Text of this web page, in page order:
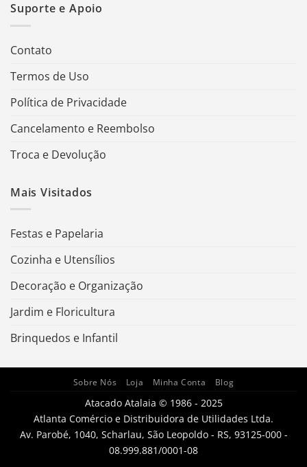
Suporte e Apoio
Contato
Termos de Uso
Política de Privacidade
Cancelamento e Reembolso
Troca e Devolução
Mais Visitados
Festas e Papelaria
Cozinha e Utensílios
Decoração e Organização
Jardim e Floricultura
Brinquedos e Infantil
Sobre Nós Loja Minha Conta Blog
Atacado Atalaia © 1986 - 2025
Atlanta Comércio e Distribuidora de Utilidades Ltda.
Av. Parobé, 1040, Scharlau, São Leopoldo - RS, 93125-000 -
08.999.881/0001-08